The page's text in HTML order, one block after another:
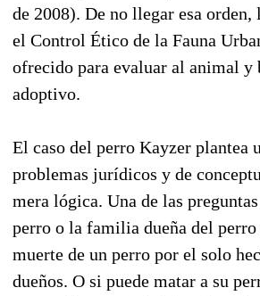
de 2008). De no llegar esa
el Control Ético de la Fauna
ofrecido para evaluar al animal y
adoptivo.
El caso del perro Kayzer plantea
problemas jurídicos y de
mera lógica. Una de las
perro o la familia dueña del
muerte de un perro por el solo
dueños. O si puede matar a su